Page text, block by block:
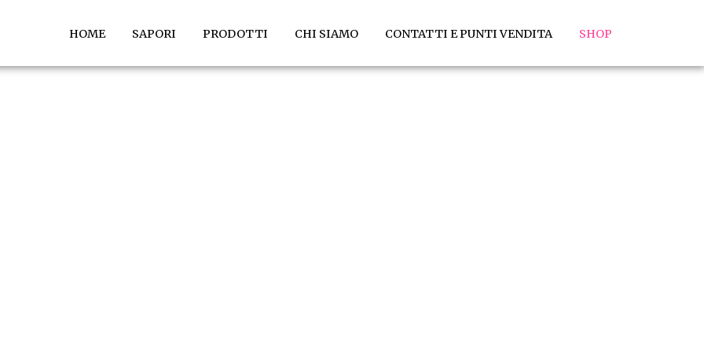
HOME SAPORI PRODOTTI CHI SIAMO CONTATTI E PUNTI VENDITA SHOP